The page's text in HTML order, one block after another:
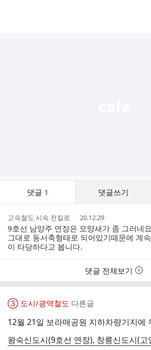
댓글 1 댓글쓰기
작
성
자
고속철도 시속 천킬로
작
성
시
간
20.12.29
9호선 남양주 연장은 모양새가 좀 그러네
그대로 동서축형태로 되어있기때문에 계
이 타당하다고 봅니다.
댓글 전체보기
③ 도시/광역철도 다른글